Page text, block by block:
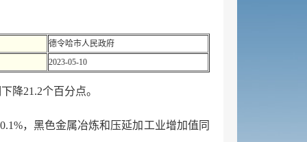
德令哈市人民政府
2023-05-10
降21.2个百分点。
，黑色金属冶炼和压延加工业增加值同